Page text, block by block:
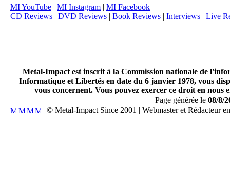
MI YouTube | MI Instagram | MI Facebook
CD Reviews | DVD Reviews | Book Reviews | Interviews | Live
Metal-Impact est inscrit à la Commission nationale de
Informatique et Libertés en date du 6 janvier 1978, vous
vous concernent. Vous pouvez exercer ce droit en
Page générée le 08/8/
| © Metal-Impact Since 2001 | Webmaster et Rédacteur